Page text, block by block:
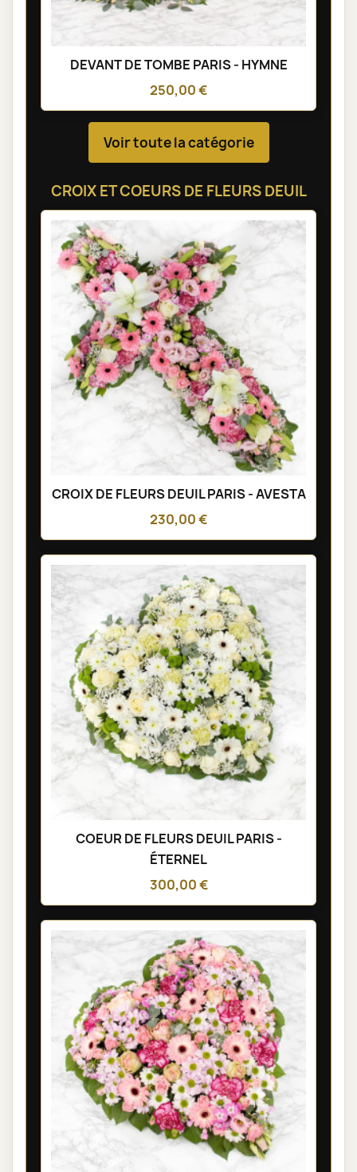
DEVANT DE TOMBE PARIS - HYMNE
250,00 €
Voir toute la catégorie
CROIX ET COEURS DE FLEURS DEUIL
CROIX DE FLEURS DEUIL PARIS - AVESTA
230,00 €
COEUR DE FLEURS DEUIL PARIS -
ÉTERNEL
300,00 €